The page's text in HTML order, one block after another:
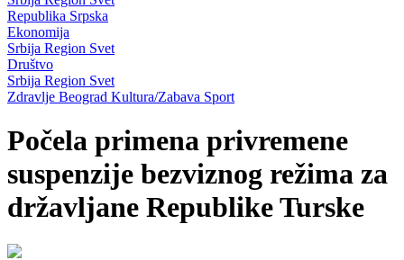
Republika Srpska
Ekonomija
Srbija Region Svet
Društvo
Srbija Region Svet
Zdravlje Beograd Kultura/Zabava Sport
Počela primena privremene
suspenzije bezviznog režima za
državljane Republike Turske